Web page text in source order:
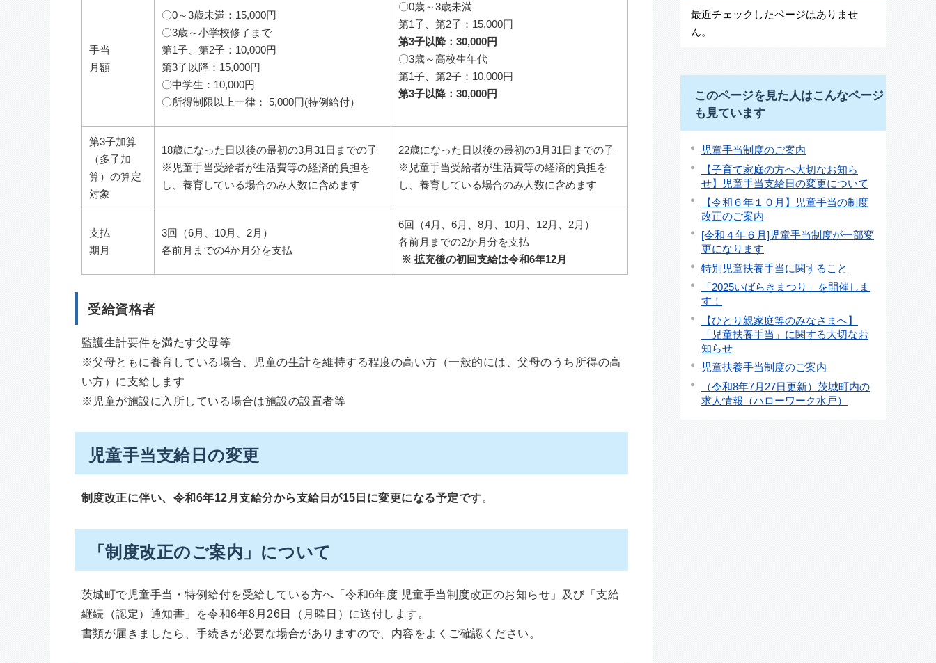
手当
月額
〇0～3歳未満：15,000円
〇3歳～小学校修了まで
第1子、第2子：10,000円
第3子以降：15,000円
〇中学生：10,000円
〇所得制限以上一律： 5,000円(特例給付）
〇0歳～3歳未満
第1子、第2子：15,000円
第3子以降：30,000円
〇3歳～高校生年代
第1子、第2子：10,000円
第3子以降：30,000円
第3子加算
（多子加
算）の算定
対象
18歳になった日以後の最初の3月31日までの子
※児童手当受給者が生活費等の経済的負担を
し、養育している場合のみ人数に含めます
22歳になった日以後の最初の3月31日までの子
※児童手当受給者が生活費等の経済的負担を
し、養育している場合のみ人数に含めます
支払
期月
3回（6月、10月、2月）
各前月までの4か月分を支払
6回（4月、6月、8月、10月、12月、2月）
各前月までの2か月分を支払
※ 拡充後の初回支給は令和6年12月
受給資格者
監護生計要件を満たす父母等
※父母ともに養育している場合、児童の生計を維持する程度の高い方（一般的には、父母のうち所得の高
い方）に支給します
※児童が施設に入所している場合は施設の設置者等
児童手当支給日の変更
制度改正に伴い、令和6年12月支給分から支給日が15日に変更になる予定です。
「制度改正のご案内」について
茨城町で児童手当・特例給付を受給している方へ「令和6年度 児童手当制度改正のお知らせ」及び「支給
継続（認定）通知書」を令和6年8月26日（月曜日）に送付します。
書類が届きましたら、手続きが必要な場合がありますので、内容をよくご確認ください。
最近チェックしたページはありませ
ん。
このページを見た人はこんなページ
も見ています
児童手当制度のご案内
【子育て家庭の方へ大切なお知ら
せ】児童手当支給日の変更について
【令和６年１０月】児童手当の制度
改正のご案内
[令和４年６月]児童手当制度が一部変
更になります
特別児童扶養手当に関すること
「2025いばらきまつり」を開催しま
す！
【ひとり親家庭等のみなさまへ】
「児童扶養手当」に関する大切なお
知らせ
児童扶養手当制度のご案内
（令和8年7月27日更新）茨城町内の
求人情報（ハローワーク水戸）